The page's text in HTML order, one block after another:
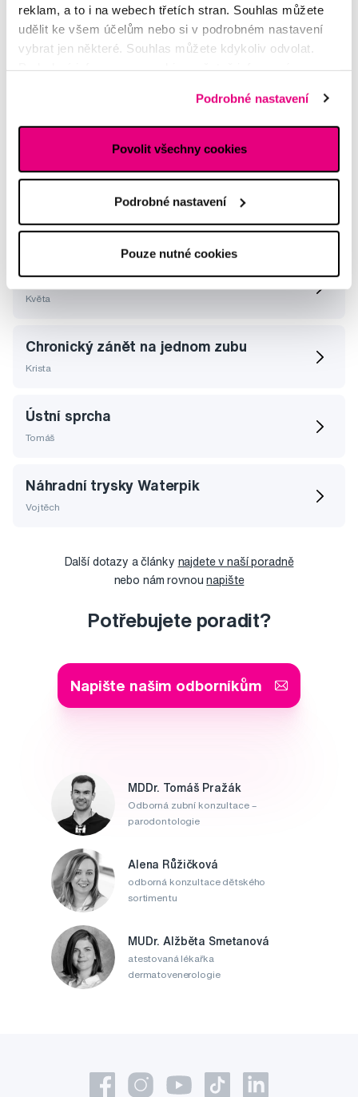
reklam, a to i na webech třetích stran. Souhlas můžete
udělit ke všem účelům nebo si v podrobném nastavení
vybrat jen některé. Souhlas můžete kdykoliv odvolat.
Podrobné nastavení
Povolit všechny cookies
Podrobné nastavení
Pouze nutné cookies
omegou zdravých zubů i dásní. Všude tam, kde je plak
ponechán, produkují bakterie v něm obsažené látky,
ústní sprcha waterpik kids wp 260
Květa
Chronický zánět na jednom zubu
Krista
Ústní sprcha
Tomáš
Náhradní trysky Waterpik
Vojtěch
Další dotazy a články najdete v naší poradně
nebo nám rovnounapište
Potřebujete poradit?
Napište našim odborníkům
MDDr. Tomáš Pražák
Odborná zubní konzultace –
parodontologie
Alena Růžičková
odborná konzultace dětského
sortimentu
MUDr. Alžběta Smetanová
atestovaná lékařka
dermatovenerologie